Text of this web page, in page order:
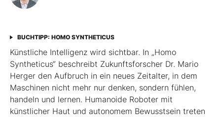
BUCHTIPP: HOMO SYNTHETICUS
Künstliche Intelligenz wird sichtbar. In „Homo
Syntheticus“ beschreibt Zukunftsforscher Dr. Mario
Herger den Aufbruch in ein neues Zeitalter, in dem
Maschinen nicht mehr nur denken, sondern fühlen,
handeln und lernen. Humanoide Roboter mit
künstlicher Haut und autonomem Bewusstsein treten